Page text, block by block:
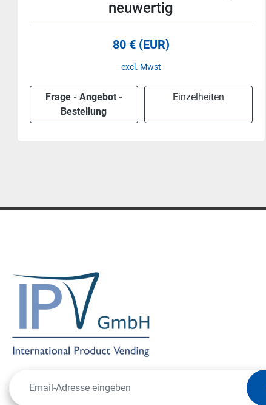
98 € (EUR)
excl. Mwst
Frage - Angebot -
Bestellung
Einzelheiten